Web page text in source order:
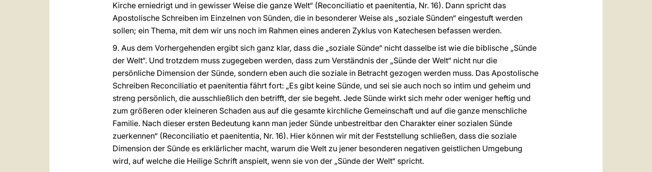
Kirche erniedrigt und in gewisser Weise die ganze Welt“ (Reconciliatio et paenitentia, Nr. 16). Dann spricht das
Apostolische Schreiben im Einzelnen von Sünden, die in besonderer Weise als „soziale Sünden“ eingestuft werden
sollen; ein Thema, mit dem wir uns noch im Rahmen eines anderen Zyklus von Katechesen befassen werden.
9. Aus dem Vorhergehenden ergibt sich ganz klar, dass die „soziale Sünde“ nicht dasselbe ist wie die biblische „Sünde
der Welt“. Und trotzdem muss zugegeben werden, dass zum Verständnis der „Sünde der Welt“ nicht nur die
persönliche Dimension der Sünde, sondern eben auch die soziale in Betracht gezogen werden muss. Das Apostolische
Schreiben Reconciliatio et paenitentia fährt fort: „Es gibt keine Sünde, und sei sie auch noch so intim und geheim und
streng persönlich, die ausschließlich den betrifft, der sie begeht. Jede Sünde wirkt sich mehr oder weniger heftig und
zum größeren oder kleineren Schaden aus auf die gesamte kirchliche Gemeinschaft und auf die ganze menschliche
Familie. Nach dieser ersten Bedeutung kann man jeder Sünde unbestreitbar den Charakter einer sozialen Sünde
zuerkennen“ (Reconciliatio et paenitentia, Nr. 16). Hier können wir mit der Feststellung schließen, dass die soziale
Dimension der Sünde es erklärlicher macht, warum die Welt zu jener besonderen negativen geistlichen Umgebung
wird, auf welche die Heilige Schrift anspielt, wenn sie von der „Sünde der Welt“ spricht.